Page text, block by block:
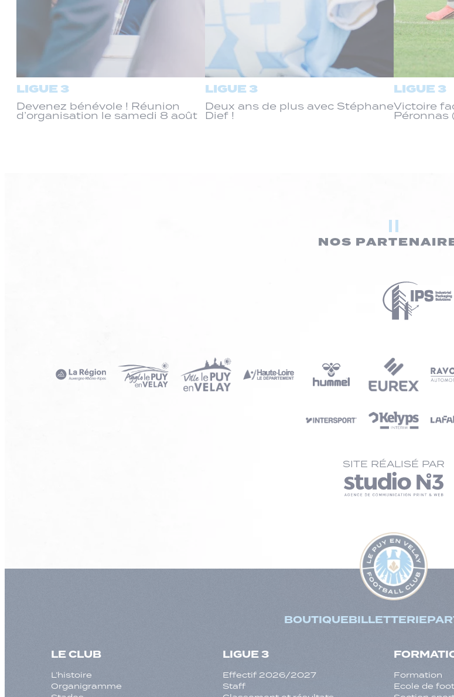
LIGUE 3
Devenez bénévole ! Réunion
d’organisation le samedi 8 août
LIGUE 3
Deux ans de plus avec Stéphane
Dief !
LIGUE 3
Victoire
Péronnas
NOS
SITE RÉALISÉ PAR
BOUTIQUEBILLETTERIE
LE CLUB
L’histoire
Organigramme
LIGUE 3
Effectif 2026/2027
Staff
Formation
Ecole de foot